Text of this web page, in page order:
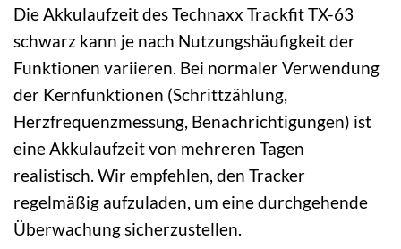
Die Akkulaufzeit des Technaxx Trackfit TX-63
schwarz kann je nach Nutzungshäufigkeit der
Funktionen variieren. Bei normaler Verwendung
der Kernfunktionen (Schrittzählung,
Herzfrequenzmessung, Benachrichtigungen) ist
eine Akkulaufzeit von mehreren Tagen
realistisch. Wir empfehlen, den Tracker
regelmäßig aufzuladen, um eine durchgehende
Überwachung sicherzustellen.